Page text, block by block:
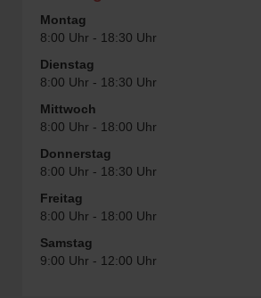
Montag
8:00 Uhr - 18:30 Uhr
Dienstag
8:00 Uhr - 18:30 Uhr
Mittwoch
8:00 Uhr - 18:00 Uhr
Donnerstag
8:00 Uhr - 18:30 Uhr
Freitag
8:00 Uhr - 18:00 Uhr
Samstag
9:00 Uhr - 12:00 Uhr